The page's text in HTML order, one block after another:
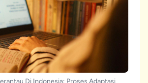
Di Indonesia: Proses Adaptasi